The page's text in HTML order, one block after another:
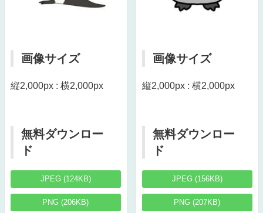
画像サイズ
縦2,000px : 横2,000px
無料ダウンロー
ド
JPEG (124KB)
PNG (206KB)
画像サイズ
縦2,000px : 横2,000px
無料ダウンロー
ド
JPEG (156KB)
PNG (207KB)